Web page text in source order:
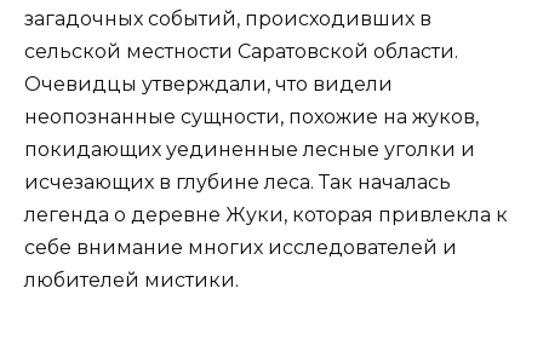
загадочных событий, происходивших в
сельской местности Саратовской области.
Очевидцы утверждали, что видели
неопознанные сущности, похожие на жуков,
покидающих уединенные лесные уголки и
исчезающих в глубине леса. Так началась
легенда о деревне Жуки, которая привлекла к
себе внимание многих исследователей и
любителей мистики.